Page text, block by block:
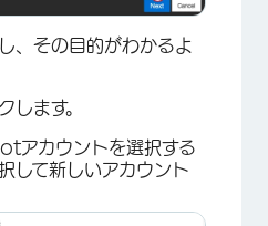
×
、その目的がわかるよ
します。
アカウントを選択する
して新しいアカウント